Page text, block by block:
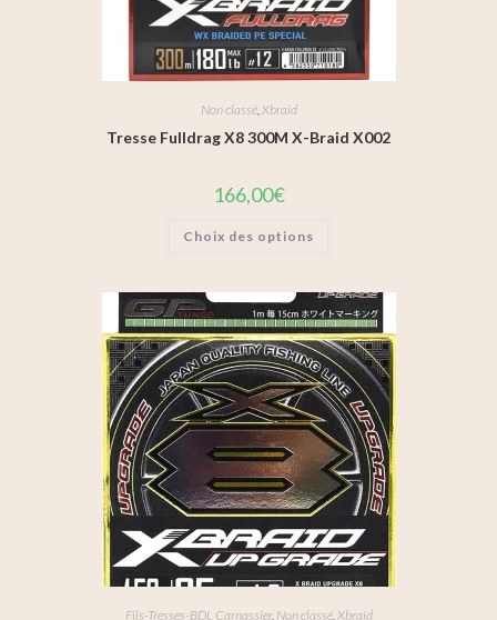
Non classé,Xbraid
Tresse Fulldrag X8 300M X-Braid X002
166,00€
Choix des options
Fils-Tresses-BDL Carnassier, Non classé, Xbraid